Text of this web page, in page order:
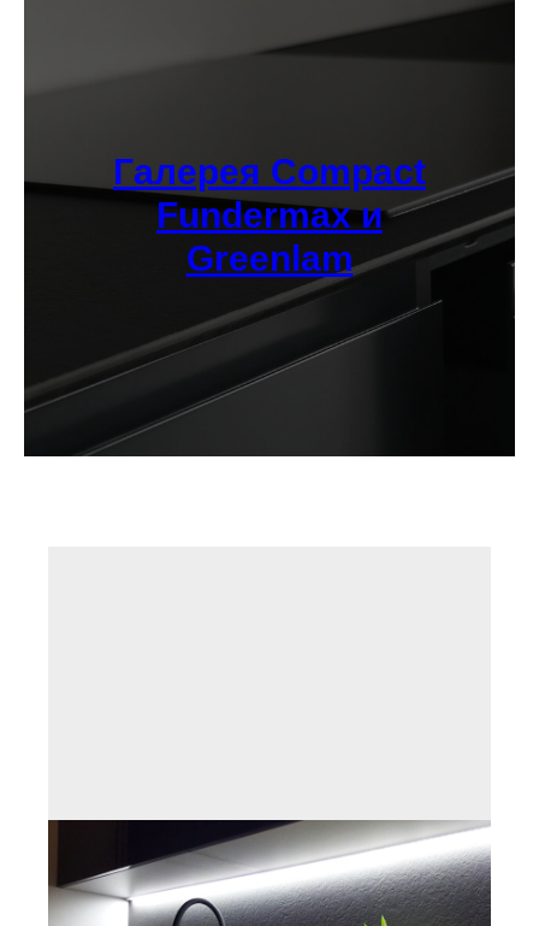
Галерея Compact
Fundermax и
Greenlam